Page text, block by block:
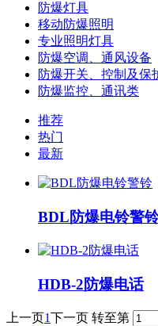
防爆灯具
移动防爆照明
专业照明灯具
防爆空调、通风设备
防爆开关、控制及保
防爆监控、通讯类
推荐
热门
最新
BDL防爆电铃警
HDB-2防爆电话
上一页1下一页 转至第